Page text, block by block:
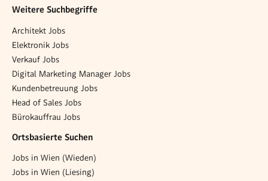
Weitere Suchbegriffe
Architekt Jobs
Elektronik Jobs
Verkauf Jobs
Digital Marketing Manager Jobs
Kundenbetreuung Jobs
Head of Sales Jobs
Bürokauffrau Jobs
Ortsbasierte Suchen
Jobs in Wien (Wieden)
Jobs in Wien (Liesing)